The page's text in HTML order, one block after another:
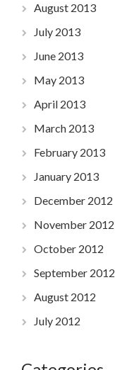
August 2013
July 2013
June 2013
May 2013
April 2013
March 2013
February 2013
January 2013
December 2012
November 2012
October 2012
September 2012
August 2012
July 2012